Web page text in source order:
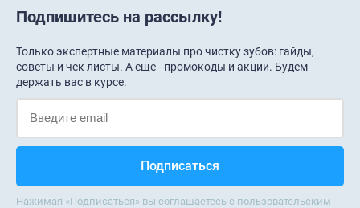
Подпишитесь на рассылку!
Только экспертные материалы про чистку зубов: гайды,
советы и чек листы. А еще - промокоды и акции. Будем
держать вас в курсе.
Нажимая «Подписаться» вы соглашаетесь с пользовательским